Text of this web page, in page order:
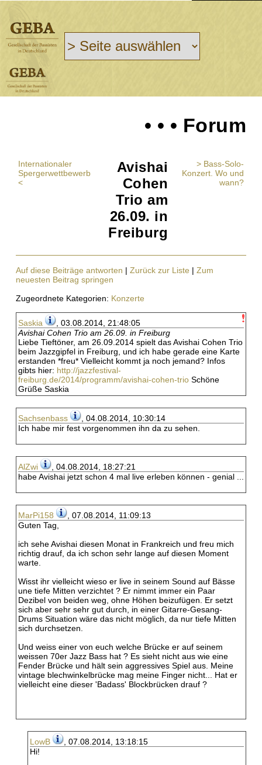
• • • Forum
Internationaler
Spergerwettbewerb
<
Avishai
Cohen
Trio am
26.09. in
Freiburg
> Bass-Solo-
Konzert. Wo und
wann?
Auf diese Beiträge antworten | Zurück zur Liste | Zum
neuesten Beitrag springen
Zugeordnete Kategorien: Konzerte
Saskia
, 03.08.2014, 21:48:05
Avishai Cohen Trio am 26.09. in Freiburg
Liebe Tieftöner, am 26.09.2014 spielt das Avishai Cohen Trio
beim Jazzgipfel in Freiburg, und ich habe gerade eine Karte
erstanden *freu* Vielleicht kommt ja noch jemand? Infos
gibts hier: http://jazzfestival-
freiburg.de/2014/programm/avishai-cohen-trio Schöne
Grüße Saskia
Sachsenbass
, 04.08.2014, 10:30:14
Ich habe mir fest vorgenommen ihn da zu sehen.
AlZwi
, 04.08.2014, 18:27:21
habe Avishai jetzt schon 4 mal live erleben können - genial ...
MarPi158
, 07.08.2014, 11:09:13
Guten Tag,
ich sehe Avishai diesen Monat in Frankreich und freu mich
richtig drauf, da ich schon sehr lange auf diesen Moment
warte.
Wisst ihr vielleicht wieso er live in seinem Sound auf Bässe
une tiefe Mitten verzichtet ? Er nimmt immer ein Paar
Dezibel von beiden weg, ohne Höhen beizufügen. Er setzt
sich aber sehr sehr gut durch, in einer Gitarre-Gesang-
Drums Situation wäre das nicht möglich, da nur tiefe Mitten
sich durchsetzen.
Und weiss einer von euch welche Brücke er auf seinem
weissen 70er Jazz Bass hat ? Es sieht nicht aus wie eine
Fender Brücke und hält sein aggressives Spiel aus. Meine
vintage blechwinkelbrücke mag meine Finger nicht... Hat er
vielleicht eine dieser 'Badass' Blockbrücken drauf ?
LowB
, 07.08.2014, 13:18:15
Hi!